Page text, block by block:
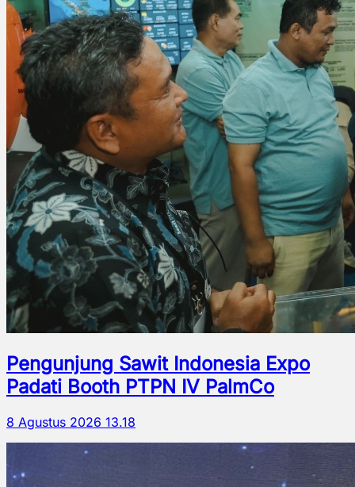
Pengunjung Sawit Indonesia Expo
Padati Booth PTPN IV PalmCo
8 Agustus 2026 13.18